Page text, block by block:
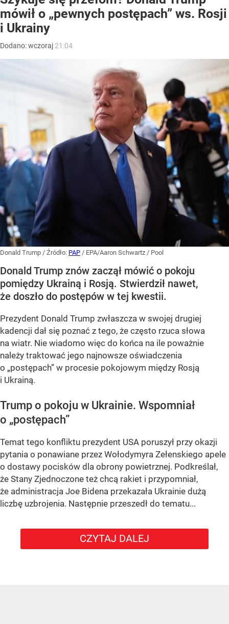
mówił o „pewnych postępach” ws. Rosji
i Ukrainy
Dodano:wczoraj 21:04
Donald Trump / Źródło: PAP / EPA/Aaron Schwartz / Pool
Donald Trump znów zaczął mówić o pokoju
pomiędzy Ukrainą i Rosją. Stwierdził nawet,
że doszło do postępów w tej kwestii.
Prezydent Donald Trump zwłaszcza w swojej drugiej
kadencji dał się poznać z tego, że często rzuca słowa
na wiatr. Nie wiadomo więc do końca na ile poważnie
należy traktować jego najnowsze oświadczenia
o „postępach” w procesie pokojowym między Rosją
i Ukrainą.
Trump o pokoju w Ukrainie. Wspomniał
o „postępach”
Temat tego konfliktu prezydent USA poruszył przy okazji
pytania o ponawiane przez Wołodymyra Zełenskiego apele
o dostawy pocisków dla obrony powietrznej. Podkreślał,
że Stany Zjednoczone też chcą rakiet i przypomniał,
że administracja Joe Bidena przekazała Ukrainie dużą
liczbę uzbrojenia. Następnie przeszedł do tematu...
CZYTAJ DALEJ